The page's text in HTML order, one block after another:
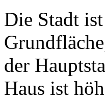
Die Stadt
der
Haus ist